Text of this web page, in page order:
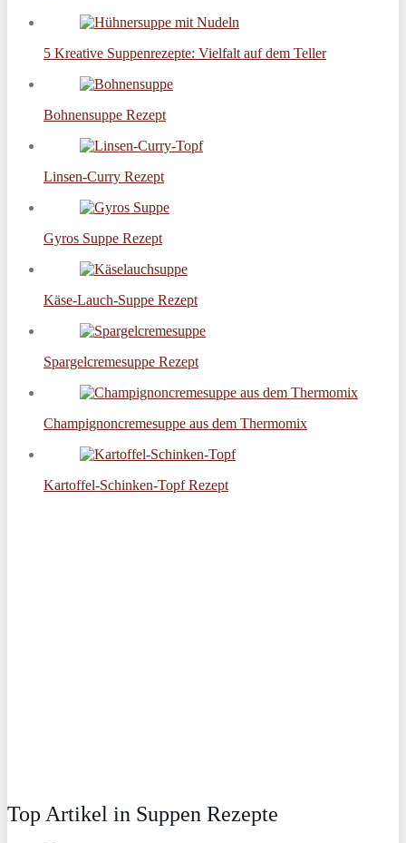
5 Kreative Suppenrezepte: Vielfalt auf dem Teller
Bohnensuppe Rezept
Linsen-Curry Rezept
Gyros Suppe Rezept
Käse-Lauch-Suppe Rezept
Spargelcremesuppe Rezept
Champignoncremesuppe aus dem Thermomix
Kartoffel-Schinken-Topf Rezept
Top Artikel in Suppen Rezepte